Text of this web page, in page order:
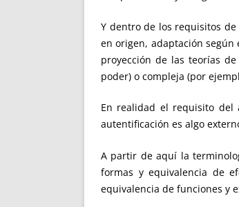
Y dentro de los requisitos
en origen, adaptación
proyección de las teorías
poder) o compleja (por
En realidad el requisito
autentificación es algo
A partir de aquí la
formas y equivalencia de
equivalencia de funciones y